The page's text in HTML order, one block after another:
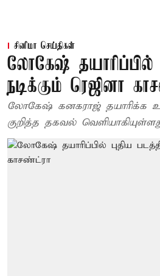
சினிமா செய்திகள்
லோகேஷ் தயாரிப்பில்
நடிக்கும் ரெஜினா
லோகேஷ் கனகராஜ் தயாரிக்க
குறித்த தகவல்